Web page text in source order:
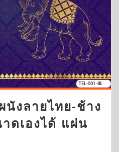
นังลายไทย-ช้าง
ดเองได้ แผ่น